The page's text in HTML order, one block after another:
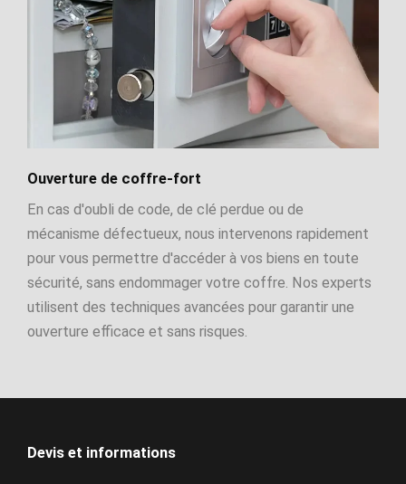
Ouverture de coffre-fort
En cas d'oubli de code, de clé perdue ou de
mécanisme défectueux, nous intervenons rapidement
pour vous permettre d'accéder à vos biens en toute
sécurité, sans endommager votre coffre. Nos experts
utilisent des techniques avancées pour garantir une
ouverture efficace et sans risques.
Devis et informations